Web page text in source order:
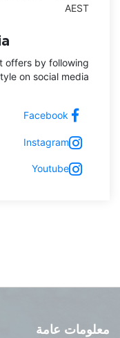
AEST
offers by following
on social media:
Facebook
Instagram
Youtube
معلومات عامة